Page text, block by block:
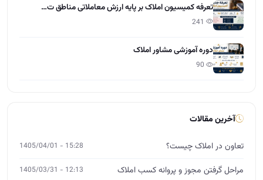
تعرفه کمیسیون املاک بر پایه ارزش معاملاتی مناطق ت…
دوره آموزشی مشاور املاک
آخرین مقالات
تعاون در املاک چیست؟ 15:28 - 1405/04/01
مراحل گرفتن مجوز و پروانه کسب املاک 12:13 - 1405/03/31